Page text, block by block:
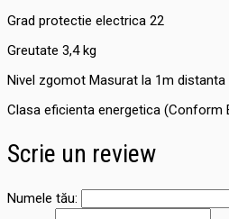
Grad protectie electrica 22
Greutate 3,4 kg
Nivel zgomot Masurat la 1m distanta
Clasa eficienta energetica (Conform
Scrie un review
Numele tău: